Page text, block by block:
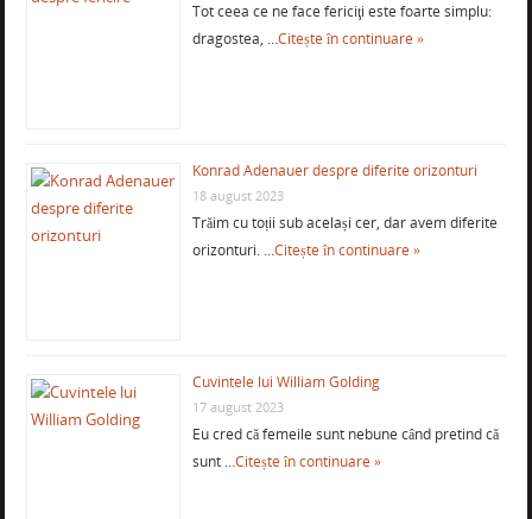
Tot ceea ce ne face fericiţi este foarte simplu:
dragostea, …Citește în continuare »
Konrad Adenauer despre diferite orizonturi
18 august 2023
Trăim cu toții sub același cer, dar avem diferite
orizonturi. …Citește în continuare »
Cuvintele lui William Golding
17 august 2023
Eu cred că femeile sunt nebune când pretind că
sunt …Citește în continuare »